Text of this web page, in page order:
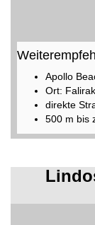
Apollo
Ort:
direkte
500 m bis